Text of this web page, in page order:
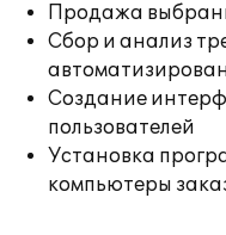
Продажа
Сбор и анализ
Создание
пользователей
Установка
компьютеры